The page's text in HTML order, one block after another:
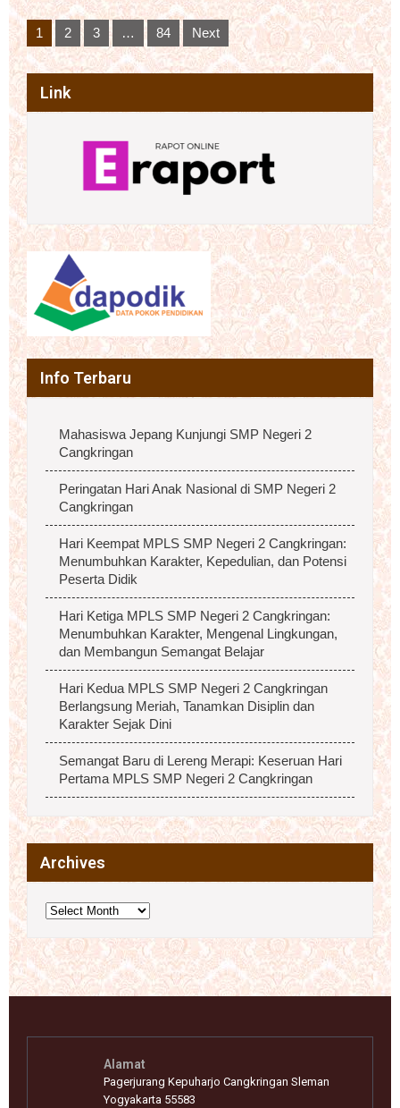
Posts
pagination
1 2 3 … 84 Next
Link
Info Terbaru
Mahasiswa Jepang Kunjungi SMP Negeri 2
Cangkringan
Peringatan Hari Anak Nasional di SMP Negeri 2
Cangkringan
Hari Keempat MPLS SMP Negeri 2 Cangkringan:
Menumbuhkan Karakter, Kepedulian, dan Potensi
Peserta Didik
Hari Ketiga MPLS SMP Negeri 2 Cangkringan:
Menumbuhkan Karakter, Mengenal Lingkungan,
dan Membangun Semangat Belajar
Hari Kedua MPLS SMP Negeri 2 Cangkringan
Berlangsung Meriah, Tanamkan Disiplin dan
Karakter Sejak Dini
Semangat Baru di Lereng Merapi: Keseruan Hari
Pertama MPLS SMP Negeri 2 Cangkringan
Archives
Archives
Alamat
Pagerjurang Kepuharjo Cangkringan Sleman
Yogyakarta 55583